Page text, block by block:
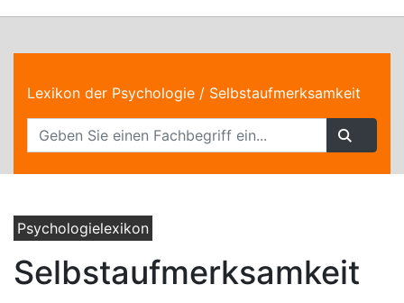
Lexikon der Psychologie / Selbstaufmerksamkeit
Psychologielexikon
Selbstaufmerksamkeit